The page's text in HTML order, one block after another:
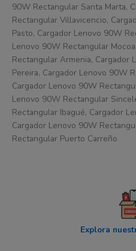
90W Rectangular Santa Marta,
Rectangular Villavicencio,
Pasto, Cargador Lenovo 90W
Lenovo 90W Rectangular
Rectangular Armenia, Cargador
Pereira, Cargador Lenovo 90W
Cargador Lenovo 90W
Lenovo 90W Rectangular
Rectangular Ibagué, Cargador
Cargador Lenovo 90W
Rectangular Puerto Carreño
Explora